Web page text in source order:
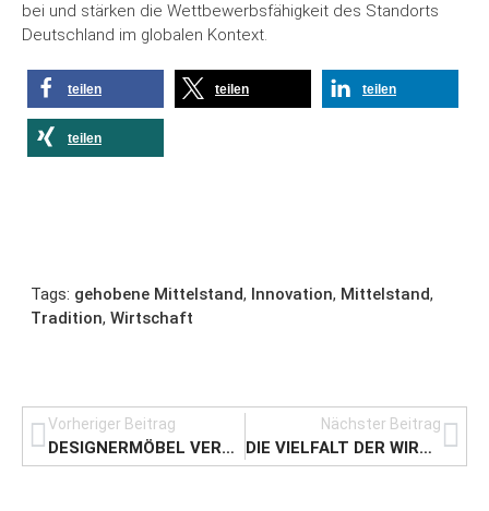
bei und stärken die Wettbewerbsfähigkeit des Standorts
Deutschland im globalen Kontext.
teilen teilen teilen
teilen
Tags: gehobene Mittelstand, Innovation, Mittelstand,
Tradition, Wirtschaft
Vorheriger Beitrag
DESIGNERMÖBEL VERKAUFEN: SO ERZIELEN SIE DEN BESTEN PREIS
Nächster Beitrag
DIE VIELFALT DER WIRTSCHAFTSFORMEN IN DEUTSCHLAND